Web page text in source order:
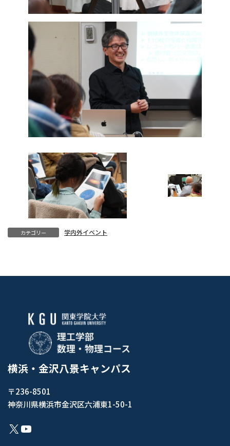
カテゴリー 学内外イベント
横浜・金沢八景キャンパス
〒236-8501
神奈川県横浜市金沢区六浦東1-50-1
X YouTube